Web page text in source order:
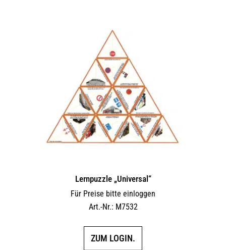
Lernpuzzle „Universal“
Für Preise bitte einloggen
Art.-Nr.: M7532
ZUM LOGIN.